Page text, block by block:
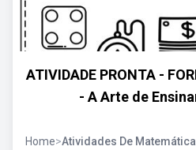
ATIVIDADE PRONTA -
- A Arte de
Home>Atividades De